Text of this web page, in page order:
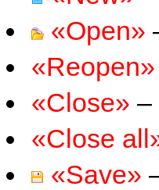
«Open»
«Reopen»
«Close» –
«Close
«Save»